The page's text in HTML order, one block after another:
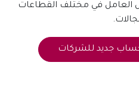
العامل في مختلف القطاعات
جديد للشركات